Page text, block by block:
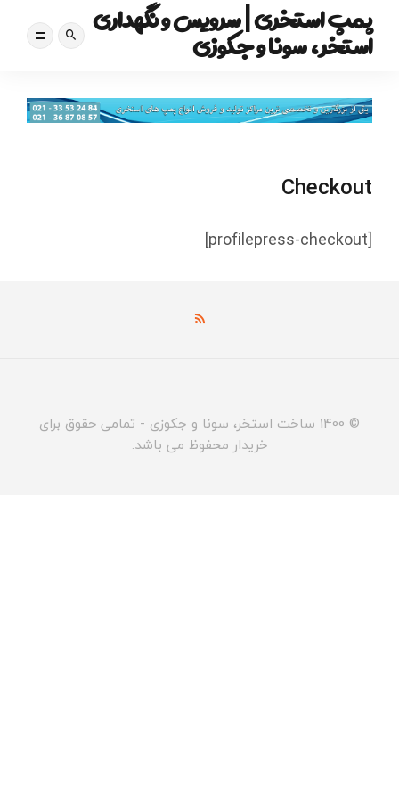
پمپ استخری | سرویس و نگهداری
استخر، سونا و جکوزی
Checkout
[profilepress-checkout]
© 1400 ساخت استخر، سونا و جکوزی - تمامی حقوق برای
خریدار محفوظ می باشد.